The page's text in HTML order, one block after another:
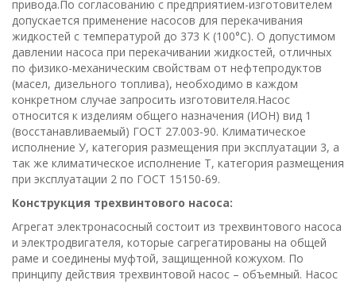
привода.По согласованию с предприятием-изготовителем
допускается применение насосов для перекачивания
жидкостей с температурой до 373 К (100°С). О допустимом
давлении насоса при перекачивании жидкостей, отличных
по физико-механическим свойствам от нефтепродуктов
(масел, дизельного топлива), необходимо в каждом
конкретном случае запросить изготовителя.Насос
относится к изделиям общего назначения (ИОН) вид 1
(восстанавливаемый) ГОСТ 27.003-90. Климатическое
исполнение У, категория размещения при эксплуатации 3, а
так же климатическое исполнение Т, категория размещения
при эксплуатации 2 по ГОСТ 15150-69.
Конструкция трехвинтового насоса:
Агрегат электронасосный состоит из трехвинтового насоса
и электродвигателя, которые сагрегатированы на общей
раме и соединены муфтой, защищенной кожухом. По
принципу действия трехвинтовой насос – объемный. Насос